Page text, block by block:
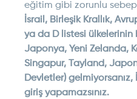
eğitim gibi zorunlu
İsrail, Birleşik Krallık,
ya da D listesi ülkelerinin
Japonya, Yeni Zelanda,
Singapur, Tayland,
Devletler)
giriş yapamazsınız.